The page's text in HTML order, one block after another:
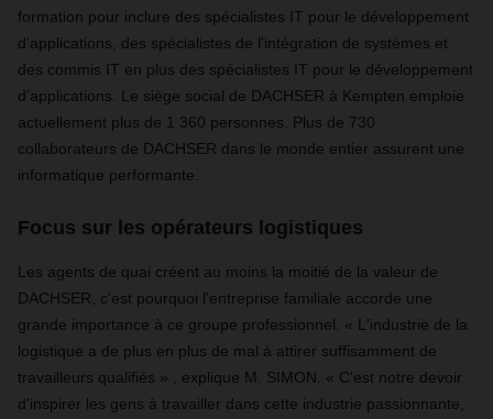
formation pour inclure des spécialistes IT pour le développement
d'applications, des spécialistes de l'intégration de systèmes et
des commis IT en plus des spécialistes IT pour le développement
d'applications. Le siège social de DACHSER à Kempten emploie
actuellement plus de 1 360 personnes. Plus de 730
collaborateurs de DACHSER dans le monde entier assurent une
informatique performante.
Focus sur les opérateurs logistiques
Les agents de quai créent au moins la moitié de la valeur de
DACHSER, c'est pourquoi l'entreprise familiale accorde une
grande importance à ce groupe professionnel. « L'industrie de la
logistique a de plus en plus de mal à attirer suffisamment de
travailleurs qualifiés » , explique M. SIMON. « C'est notre devoir
d'inspirer les gens à travailler dans cette industrie passionnante,